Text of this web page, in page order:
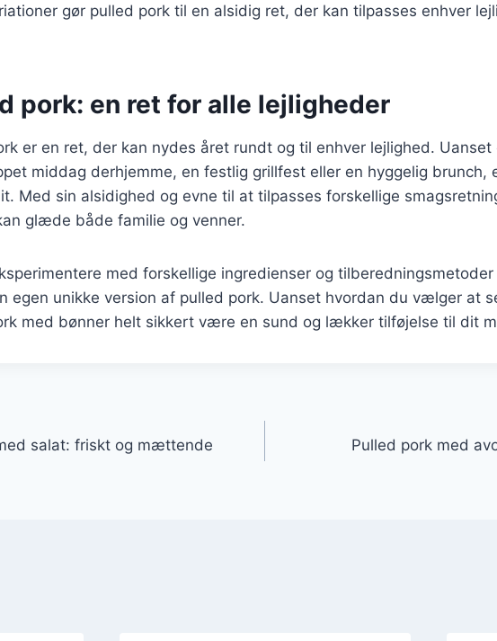
gør pulled pork til en alsidig ret, der kan tilpasses enhver
pork: en ret for alle lejligheder
er en ret, der kan nydes året rundt og til enhver lejlighed.
middag derhjemme, en festlig grillfest eller en hyggelig brunch,
Med sin alsidighed og evne til at tilpasses forskellige
glæde både familie og venner.
med forskellige ingredienser og tilberedningsmetoder
egen unikke version af pulled pork. Uanset hvordan du vælger at
med bønner helt sikkert være en sund og lækker tilføjelse til dit
salat: friskt og mættende
Pulled pork med